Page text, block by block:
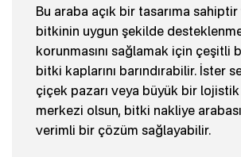
Bu araba açık bir tasarıma
bitkinin uygun şekilde
korunmasını sağlamak için çeşitli
bitki kaplarını barındırabilir. İster
çiçek pazarı veya büyük bir lojistik
merkezi olsun, bitki nakliye
verimli bir çözüm sağlayabilir.